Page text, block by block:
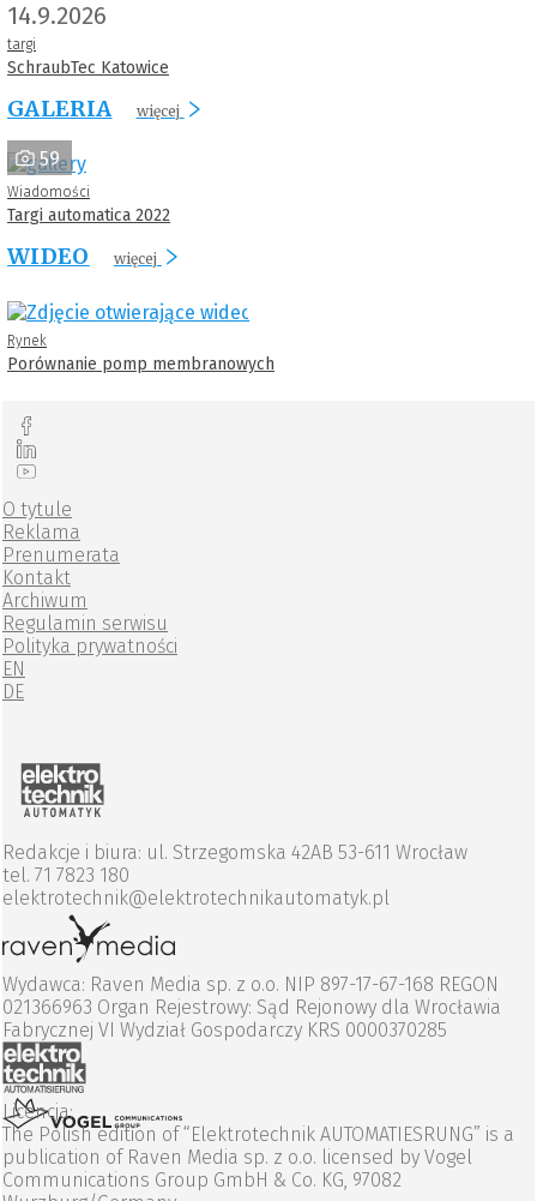
14.9.2026
targi
SchraubTec Katowice
GALERIA więcej
59
Wiadomości
Targi automatica 2022
WIDEO więcej
Rynek
Porównanie pomp membranowych
O tytule
Reklama
Prenumerata
Kontakt
Archiwum
Regulamin serwisu
Polityka prywatności
EN
DE
Redakcje i biura: ul. Strzegomska 42AB 53-611 Wrocław
tel. 71 7823 180
elektrotechnik@elektrotechnikautomatyk.pl
Wydawca: Raven Media sp. z o.o. NIP 897-17-67-168 REGON
021366963 Organ Rejestrowy: Sąd Rejonowy dla Wrocławia
Fabrycznej VI Wydział Gospodarczy KRS 0000370285
Licencja:
The Polish edition of “Elektrotechnik AUTOMATIESRUNG” is a
publication of Raven Media sp. z o.o. licensed by Vogel
Communications Group GmbH & Co. KG, 97082